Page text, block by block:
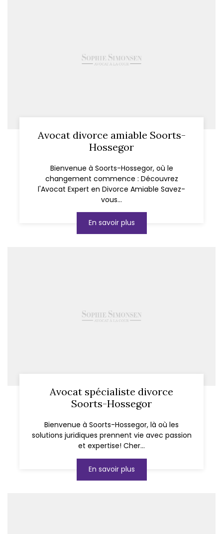
Avocat divorce amiable Soorts-
Hossegor
Bienvenue à Soorts-Hossegor, où le
changement commence : Découvrez
l'Avocat Expert en Divorce Amiable Savez-
vous...
En savoir plus
Avocat spécialiste divorce
Soorts-Hossegor
Bienvenue à Soorts-Hossegor, là où les
solutions juridiques prennent vie avec passion
et expertise! Cher...
En savoir plus